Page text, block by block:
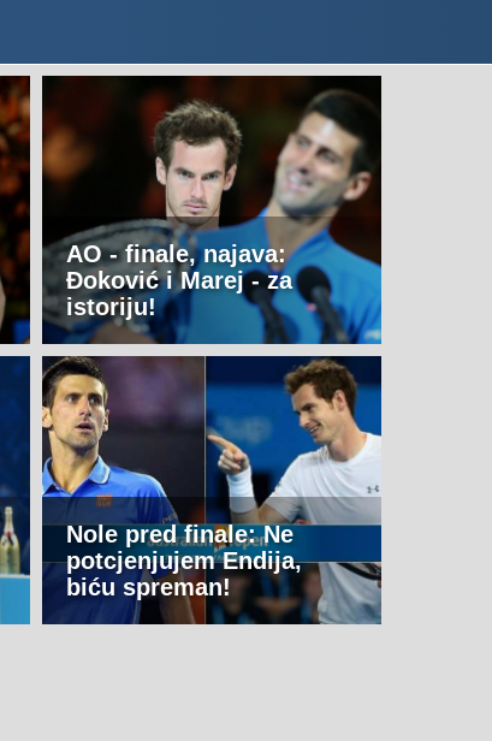
AO - finale, najava:
Đoković i Marej - za
istoriju!
Nole pred finale: Ne
potcjenjujem Endija,
biću spreman!